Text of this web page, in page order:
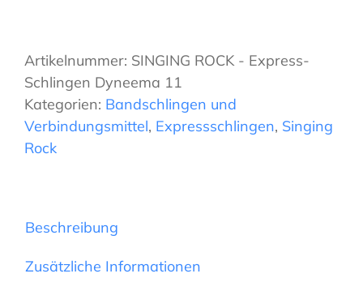
Express-
Schlingen
Dyneema
11
Artikelnummer: SINGING ROCK - Express-
Schlingen Dyneema 11
Kategorien: Bandschlingen und
Verbindungsmittel, Expressschlingen, Singing
Rock
Beschreibung
Zusätzliche Informationen